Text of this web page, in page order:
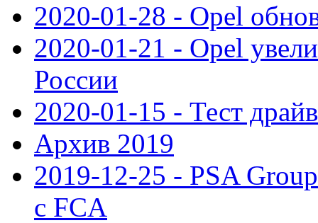
2020-01-28 - Opel
2020-01-21 - Opel
России
2020-01-15 - Тест
Архив 2019
2019-12-25 - PSA
с FCA